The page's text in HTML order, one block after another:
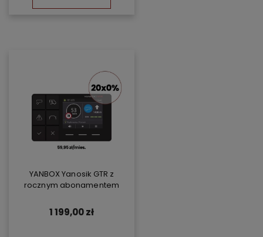
YANBOX Yanosik GTR z
rocznym abonamentem
1 199,00 zł